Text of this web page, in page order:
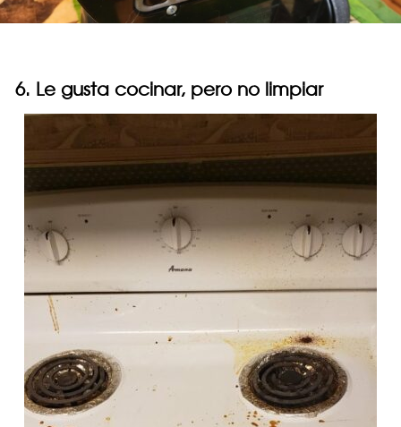
6. Le gusta cocinar, pero no limpiar